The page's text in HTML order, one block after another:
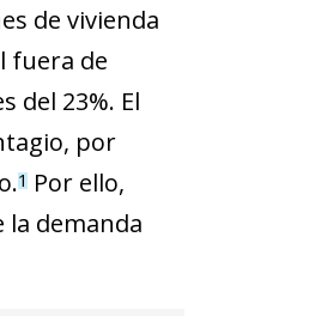
de vivienda
fuera de
del 23%. El
por
1Por ello,
la demanda